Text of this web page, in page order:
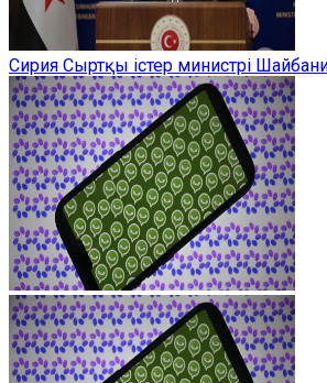
Сирия Сыртқы істер министрі